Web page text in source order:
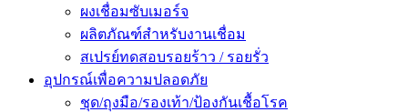
ผงเชื่อมซับเมอร์จ
ผลิตภัณฑ์สำหรับงานเชื่อม
สเปรย์ทดสอบรอยร้าว / รอยรั่ว
อุปกรณ์เพื่อความปลอดภัย
ชุด/ถุงมือ/รองเท้า/ป้องกันเชื้อโรค